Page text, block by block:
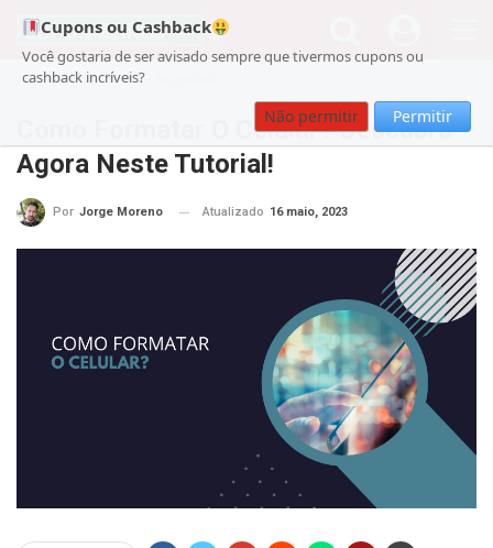
Cupons ou Cashback
Você gostaria de ser avisado sempre que tivermos cupons ou
cashback incríveis?
Não permitir Permitir
Cupom noticias
Como Formatar O Celular? Descubra
Agora Neste Tutorial!
Por Jorge Moreno Atualizado 16 maio, 2023